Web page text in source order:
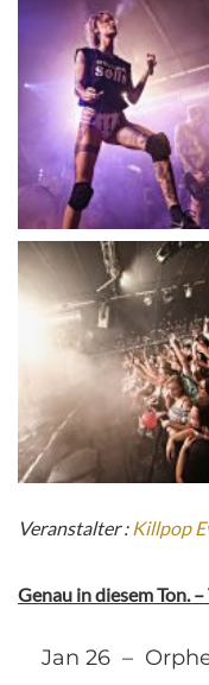
Veranstalter : Killpop
Genau in diesem Ton.
Jan 26 –